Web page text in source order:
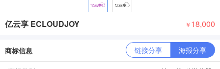
亿云享 ECLOUDJOY ￥ 18,000
商标信息 链接分享 海报分享